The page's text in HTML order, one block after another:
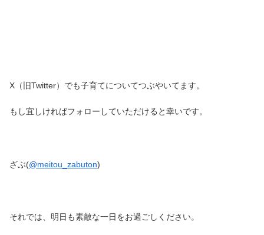
X（旧Twitter）でも子育てについてつぶやいてます。
もし宜しければフォローしていただけると幸いです。
ざぶ(@meitou_zabuton)
それでは、明日も素敵な一日をお過ごしください。